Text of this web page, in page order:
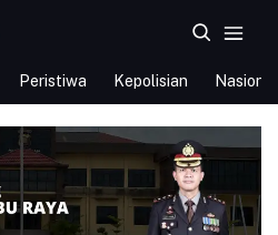
Peristiwa Kepolisian Nasional